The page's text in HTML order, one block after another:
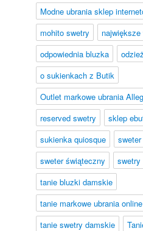
Modne ubrania sklep
mohito swetry
odpowiednia bluzka
o sukienkach z Butik
Outlet markowe ubrania
reserved swetry
sklep
sukienka quiosque
sweter świąteczny
swetry
tanie bluzki damskie
tanie markowe ubrania online
tanie swetry damskie